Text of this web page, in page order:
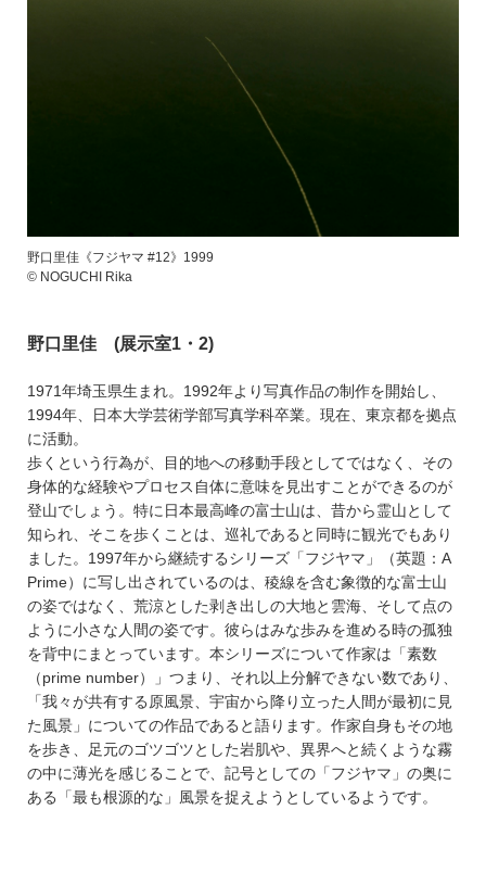
野口里佳《フジヤマ #12》1999
© NOGUCHI Rika
野口里佳 (展示室1・2)
1971年埼玉県生まれ。1992年より写真作品の制作を開始し、
1994年、日本大学芸術学部写真学科卒業。現在、東京都を拠点
に活動。
歩くという行為が、目的地への移動手段としてではなく、その
身体的な経験やプロセス自体に意味を見出すことができるのが
登山でしょう。特に日本最高峰の富士山は、昔から霊山として
知られ、そこを歩くことは、巡礼であると同時に観光でもあり
ました。1997年から継続するシリーズ「フジヤマ」（英題：A
Prime）に写し出されているのは、稜線を含む象徴的な富士山
の姿ではなく、荒涼とした剥き出しの大地と雲海、そして点の
ように小さな人間の姿です。彼らはみな歩みを進める時の孤独
を背中にまとっています。本シリーズについて作家は「素数
（prime number）」つまり、それ以上分解できない数であり、
「我々が共有する原風景、宇宙から降り立った人間が最初に見
た風景」についての作品であると語ります。作家自身もその地
を歩き、足元のゴツゴツとした岩肌や、異界へと続くような霧
の中に薄光を感じることで、記号としての「フジヤマ」の奥に
ある「最も根源的な」風景を捉えようとしているようです。